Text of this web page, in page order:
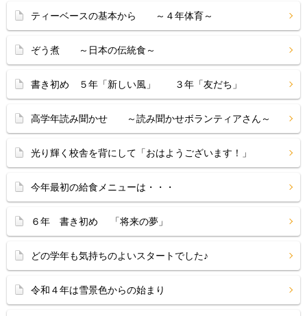
ティーベースの基本から ～４年体育～
ぞう煮 ～日本の伝統食～
書き初め ５年「新しい風」 ３年「友だち」
高学年読み聞かせ ～読み聞かせボランティアさん～
光り輝く校舎を背にして「おはようございます！」
今年最初の給食メニューは・・・
６年 書き初め 「将来の夢」
どの学年も気持ちのよいスタートでした♪
令和４年は雪景色からの始まり